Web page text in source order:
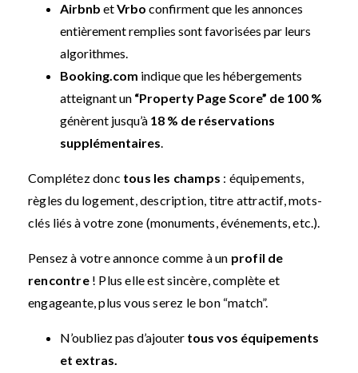
Airbnb etVrbo confirment que les annonces
entièrement remplies sont favorisées par leurs
algorithmes.
Booking.com indique que les hébergements
atteignant un “Property Page Score” de 100 %
génèrent jusqu’à 18 % de réservations
supplémentaires.
Complétez donc tous les champs : équipements,
règles du logement, description, titre attractif, mots-
clés liés à votre zone (monuments, événements, etc.).
Pensez à votre annonce comme à un profil de
rencontre! Plus elle est sincère, complète et
engageante, plus vous serez le bon “match”.
N’oubliez pas d’ajouter tous vos équipements
et extras.